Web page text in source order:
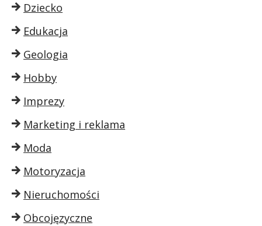
Dziecko
Edukacja
Geologia
Hobby
Imprezy
Marketing i reklama
Moda
Motoryzacja
Nieruchomości
Obcojęzyczne